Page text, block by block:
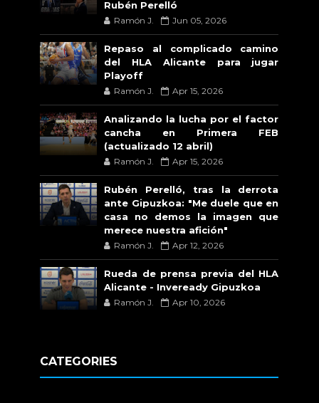
Rubén Perelló
Ramón J. Jun 05, 2026
Repaso al complicado camino
del HLA Alicante para jugar
Playoff
Ramón J. Apr 15, 2026
Analizando la lucha por el factor
cancha en Primera FEB
(actualizado 12 abril)
Ramón J. Apr 15, 2026
Rubén Perelló, tras la derrota
ante Gipuzkoa: "Me duele que en
casa no demos la imagen que
merece nuestra afición"
Ramón J. Apr 12, 2026
Rueda de prensa previa del HLA
Alicante - Inveready Gipuzkoa
Ramón J. Apr 10, 2026
CATEGORIES